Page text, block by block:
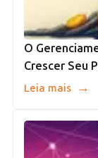
O
Crescer Seu
Leia mais →